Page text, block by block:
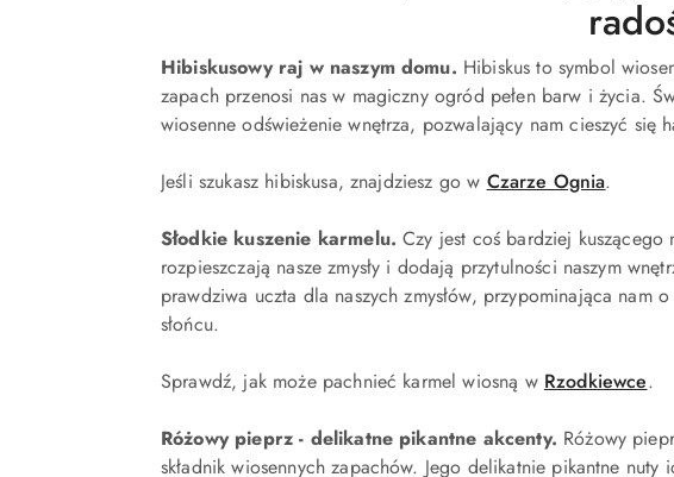
Hibiskusowy raj w naszym domu. Hibiskus to symbol
zapach przenosi nas w magiczny ogród pełen barw i życia.
wiosenne odświeżenie wnętrza, pozwalający nam cieszyć się
Jeśli szukasz hibiskusa, znajdziesz go w Czarze Ognia.
Słodkie kuszenie karmelu. Czy jest coś bardziej kuszącego
rozpieszczają nasze zmysły i dodają przytulności naszym
prawdziwa uczta dla naszych zmysłów, przypominająca nam
słońcu.
Sprawdź, jak może pachnieć karmel wiosną w Rzodkiewce.
Różowy pieprz - delikatne pikantne akcenty. Różowy
składnik wiosennych zapachów. Jego delikatnie pikantne